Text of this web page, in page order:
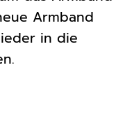
Armband
in die